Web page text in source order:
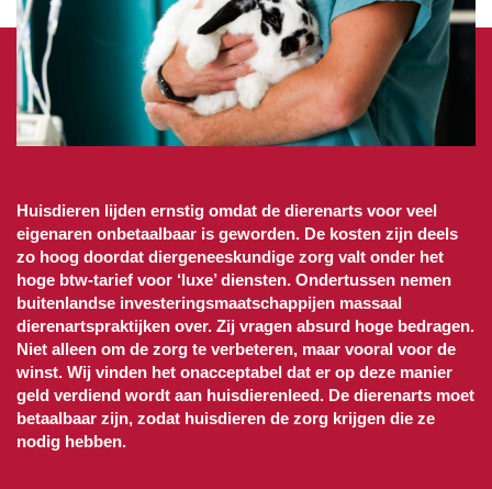
Huisdieren lijden ernstig omdat de dierenarts voor veel
eigenaren onbetaalbaar is geworden. De kosten zijn deels
zo hoog doordat diergeneeskundige zorg valt onder het
hoge btw-tarief voor ‘luxe’ diensten. Ondertussen nemen
buitenlandse investeringsmaatschappijen massaal
dierenartspraktijken over. Zij vragen absurd hoge bedragen.
Niet alleen om de zorg te verbeteren, maar vooral voor de
winst. Wij vinden het onacceptabel dat er op deze manier
geld verdiend wordt aan huisdierenleed. De dierenarts moet
betaalbaar zijn, zodat huisdieren de zorg krijgen die ze
nodig hebben.